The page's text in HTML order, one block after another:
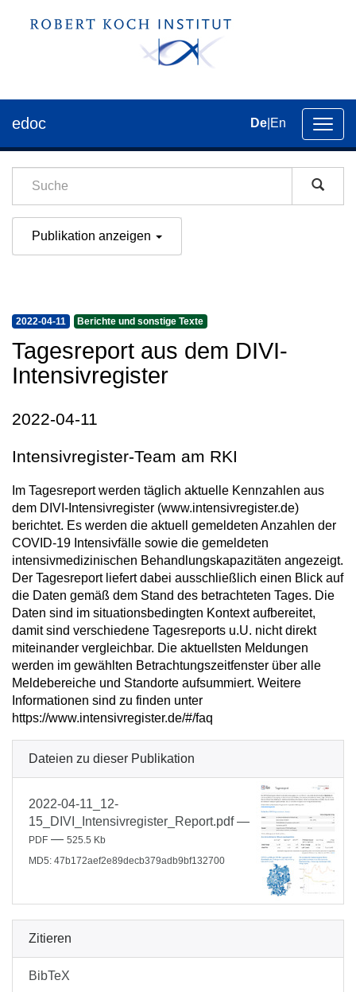
der
edoc De En
Publikation anzeigen
2022-04-11 Berichte und sonstige Texte
Tagesreport aus dem DIVI-
Intensivregister
2022-04-11
Intensivregister-Team am RKI
Im Tagesreport werden täglich aktuelle Kennzahlen aus
dem DIVI-Intensivregister (www.intensivregister.de)
berichtet. Es werden die aktuell gemeldeten Anzahlen der
COVID-19 Intensivfälle sowie die gemeldeten
intensivmedizinischen Behandlungskapazitäten angezeigt.
Der Tagesreport liefert dabei ausschließlich einen Blick auf
die Daten gemäß dem Stand des betrachteten Tages. Die
Daten sind im situationsbedingten Kontext aufbereitet,
damit sind verschiedene Tagesreports u.U. nicht direkt
miteinander vergleichbar. Die aktuellsten Meldungen
werden im gewählten Betrachtungszeitfenster über alle
Meldebereiche und Standorte aufsummiert. Weitere
Informationen sind zu finden unter
https://www.intensivregister.de/#/faq
Dateien zu dieser Publikation
2022-04-11_12-
15_DIVI_Intensivregister_Report.pdf—
PDF — 525.5 Kb
MD5: 47b172aef2e89decb379adb9bf132700
Zitieren
BibTeX